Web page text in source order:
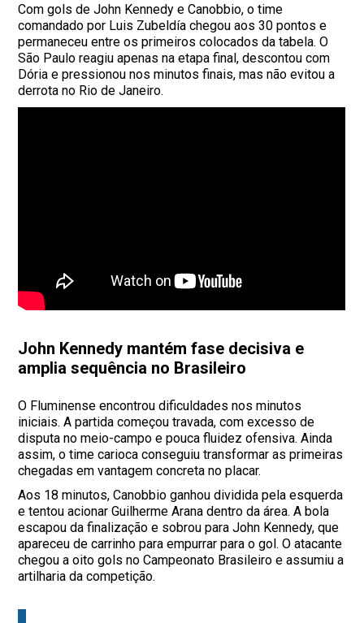
Com gols de John Kennedy e Canobbio, o time
comandado por Luis Zubeldía chegou aos 30 pontos e
permaneceu entre os primeiros colocados da tabela. O
São Paulo reagiu apenas na etapa final, descontou com
Dória e pressionou nos minutos finais, mas não evitou a
derrota no Rio de Janeiro.
John Kennedy mantém fase decisiva e
amplia sequência no Brasileiro
O Fluminense encontrou dificuldades nos minutos
iniciais. A partida começou travada, com excesso de
disputa no meio-campo e pouca fluidez ofensiva. Ainda
assim, o time carioca conseguiu transformar as primeiras
chegadas em vantagem concreta no placar.
Aos 18 minutos, Canobbio ganhou dividida pela esquerda
e tentou acionar Guilherme Arana dentro da área. A bola
escapou da finalização e sobrou para John Kennedy, que
apareceu de carrinho para empurrar para o gol. O atacante
chegou a oito gols no Campeonato Brasileiro e assumiu a
artilharia da competição.